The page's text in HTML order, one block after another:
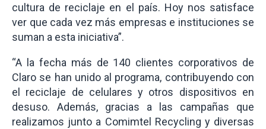
cultura de reciclaje en el país. Hoy nos satisface
ver que cada vez más empresas e instituciones se
suman a esta iniciativa”.
“A la fecha más de 140 clientes corporativos de
Claro se han unido al programa, contribuyendo con
el reciclaje de celulares y otros dispositivos en
desuso. Además, gracias a las campañas que
realizamos junto a Comimtel Recycling y diversas